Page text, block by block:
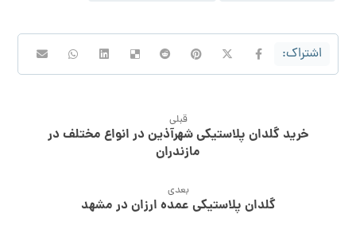
قبلی
خرید گلدان پلاستیکی شهرآذین در انواع مختلف در
مازندران
بعدی
گلدان پلاستیکی عمده ارزان در مشهد